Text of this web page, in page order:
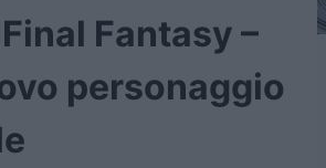
Fantasy –
personaggio